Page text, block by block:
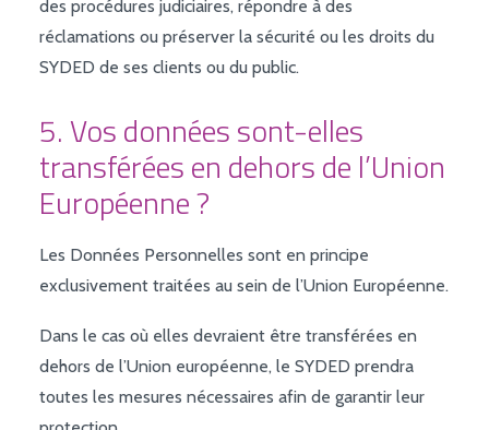
des procédures judiciaires, répondre à des
réclamations ou préserver la sécurité ou les droits du
SYDED de ses clients ou du public.
5. Vos données sont-elles
transférées en dehors de l’Union
Européenne ?
Les Données Personnelles sont en principe
exclusivement traitées au sein de l’Union Européenne.
Dans le cas où elles devraient être transférées en
dehors de l’Union européenne, le SYDED prendra
toutes les mesures nécessaires afin de garantir leur